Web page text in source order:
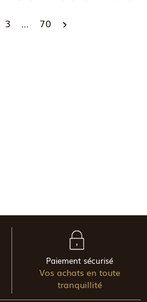
3 … 70
Paiement sécurisé
Vos achats en toute
tranquillité